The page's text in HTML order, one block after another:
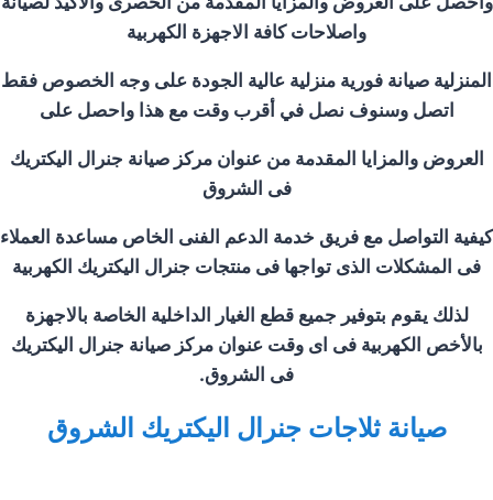
واصلاحات كافة الاجهزة الكهربية
المنزلية صيانة فورية منزلية عالية الجودة على وجه الخصوص فقط
اتصل وسنوف نصل في أقرب وقت مع هذا واحصل على
العروض والمزايا المقدمة من عنوان مركز صيانة جنرال اليكتريك
فى الشروق
كيفية التواصل مع فريق خدمة الدعم الفنى الخاص مساعدة العملاء
فى المشكلات الذى تواجها فى منتجات جنرال اليكتريك الكهربية
لذلك يقوم بتوفير جميع قطع الغيار الداخلية الخاصة بالاجهزة
بالأخص الكهربية فى اى وقت عنوان مركز صيانة جنرال اليكتريك
فى الشروق.
صيانة ثلاجات جنرال اليكتريك الشروق